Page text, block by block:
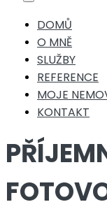
Toggle
Navigation
DOMŮ
O MNĚ
SLUŽBY
REFERENCE
MOJE
KONTAKT